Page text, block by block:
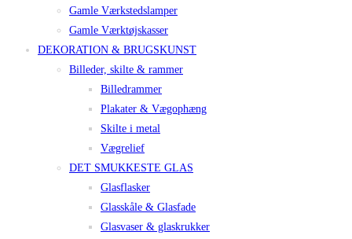
Gamle Værkstedslamper
Gamle Værktøjskasser
DEKORATION & BRUGSKUNST
Billeder, skilte & rammer
Billedrammer
Plakater & Vægophæng
Skilte i metal
Vægrelief
DET SMUKKESTE GLAS
Glasflasker
Glasskåle & Glasfade
Glasvaser & glaskrukker